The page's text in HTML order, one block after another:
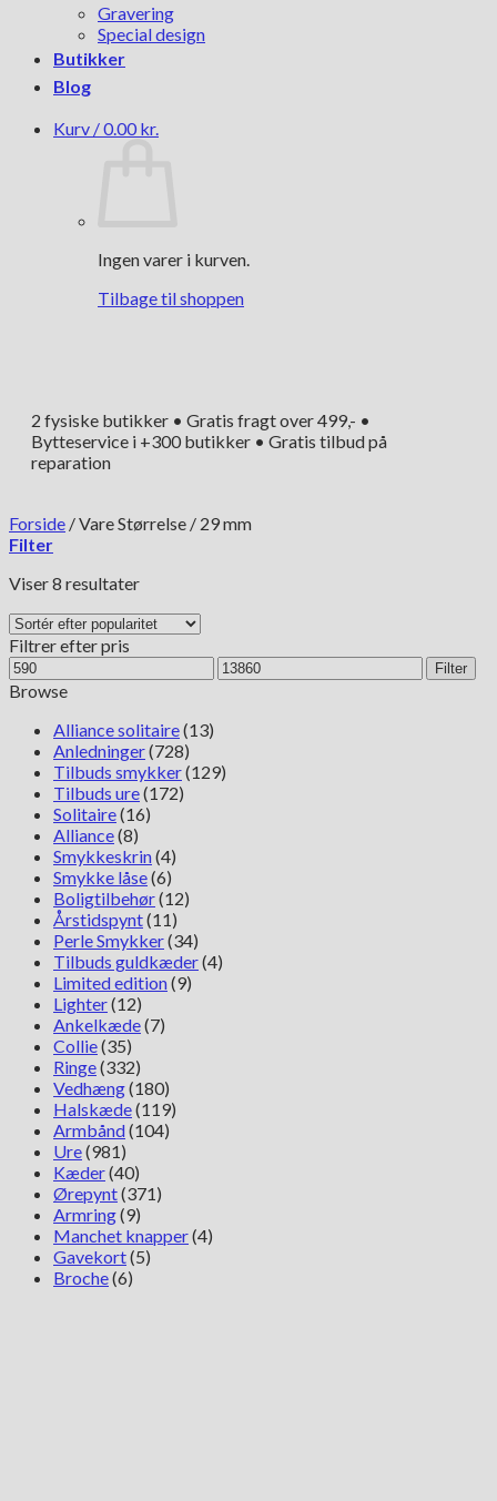
Gravering
Special design
Butikker
Blog
Kurv /0.00 kr.
Ingen varer i kurven.
Tilbage til shoppen
2 fysiske butikker • Gratis fragt over 499,- •
Bytteservice i +300 butikker • Gratis tilbud på
reparation
Forside /Vare Størrelse / 29 mm
Filter
Viser 8 resultaterSorteret
popularitet
Filtrer efter pris
Mindste
pris
Højeste
pris
Filter
Browse
Alliance solitaire(13)
Anledninger(728)
Tilbuds smykker(129)
Tilbuds ure(172)
Solitaire(16)
Alliance(8)
Smykkeskrin(4)
Smykke låse(6)
Boligtilbehør(12)
Årstidspynt(11)
Perle Smykker(34)
Tilbuds guldkæder(4)
Limited edition(9)
Lighter(12)
Ankelkæde(7)
Collie(35)
Ringe(332)
Vedhæng(180)
Halskæde(119)
Armbånd(104)
Ure(981)
Kæder(40)
Ørepynt(371)
Armring(9)
Manchet knapper(4)
Gavekort(5)
Broche(6)